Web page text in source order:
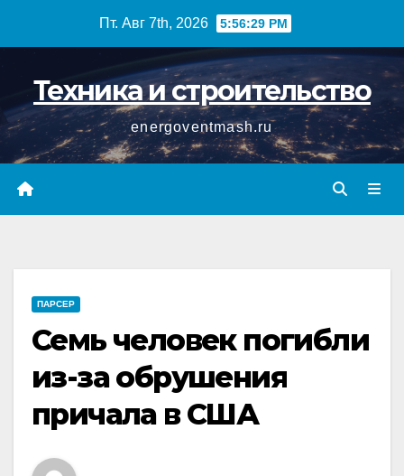
Пт. Авг 7th, 2026 5:56:30 PM
Техника и строительство
energoventmash.ru
ПАРСЕР
Семь человек погибли
из-за обрушения
причала в США